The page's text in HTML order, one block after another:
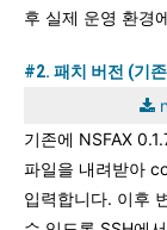
후 실제 운영 환경
#2. 패치 버전 (기
기존에 NSFAX
파일을 내려받아
입력합니다. 이후